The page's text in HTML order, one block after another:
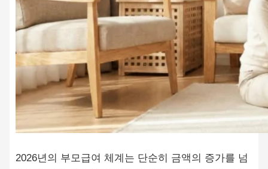
2026년의 부모급여 체계는 단순히 금액의 증가를 넘